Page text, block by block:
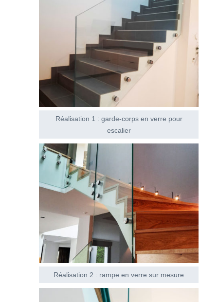
Réalisation 1 : garde-corps en verre pour
escalier
Réalisation 2 : rampe en verre sur mesure